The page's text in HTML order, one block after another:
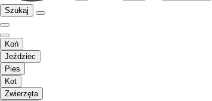
Szukaj
Koń
Jeździec
Pies
Kot
Zwierzęta